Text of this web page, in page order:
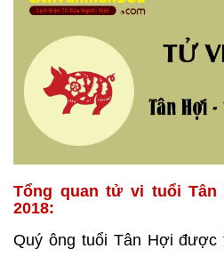
Tổng quan tử vi tuổi Tân
2018:
Quý ông tuổi Tân Hợi được